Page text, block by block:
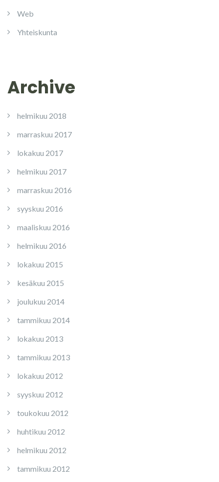
Web
Yhteiskunta
Archive
helmikuu 2018
marraskuu 2017
lokakuu 2017
helmikuu 2017
marraskuu 2016
syyskuu 2016
maaliskuu 2016
helmikuu 2016
lokakuu 2015
kesäkuu 2015
joulukuu 2014
tammikuu 2014
lokakuu 2013
tammikuu 2013
lokakuu 2012
syyskuu 2012
toukokuu 2012
huhtikuu 2012
helmikuu 2012
tammikuu 2012